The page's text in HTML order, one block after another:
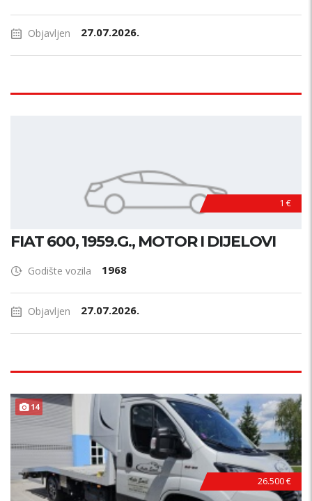
Objavljen 27.07.2026.
1 €
FIAT 600, 1959.G., MOTOR I DIJELOVI
Godište vozila 1968
Objavljen 27.07.2026.
14
26.500 €